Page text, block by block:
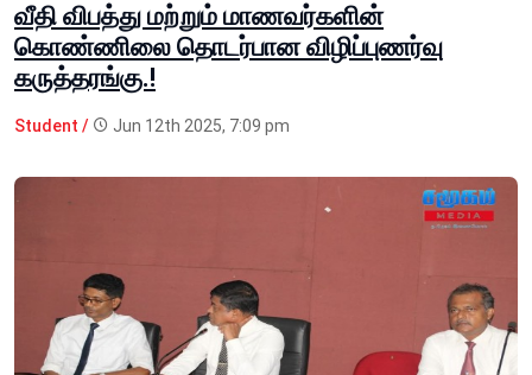
வீதி விபத்து மற்றும் மாணவர்களின்
கொண்ணிலை தொடர்பான விழிப்புணர்வு
கருத்தரங்கு.!
Student / Jun 12th 2025, 7:09 pm